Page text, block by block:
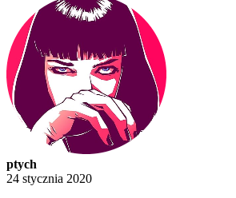
ptych
24 stycznia 2020